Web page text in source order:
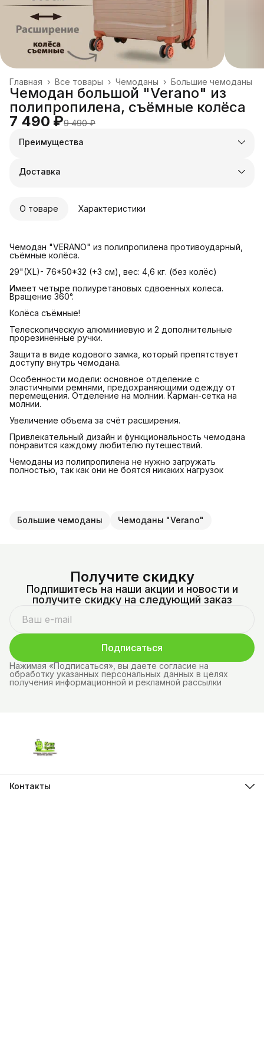
Большие чемоданы
Чемоданы ›
Все товары ›
Главная ›
Чемодан большой "Verano" из
полипропилена, съёмные колёса
7 490 ₽9 490 ₽
Преимущества
Оплата частями в Сплит
Удобный возврат
Доставка
О товаре Характеристики
Чемодан "VERANO" из полипропилена противоударный,
съёмные колёса.
29"(XL)- 76*50*32 (+3 см), вес: 4,6 кг. (без колёс)
Имеет четыре полиуретановых сдвоенных колеса.
Вращение 360°.
Колёса съёмные!
Телескопическую алюминиевую и 2 дополнительные
прорезиненные ручки.
Защита в виде кодового замка, который препятствует
доступу внутрь чемодана.
Особенности модели: основное отделение с
эластичными ремнями, предохраняющими одежду от
перемещения. Отделение на молнии. Карман-сетка на
молнии.
Увеличение объема за счёт расширения.
Привлекательный дизайн и функциональность чемодана
понравится каждому любителю путешествий.
Чемоданы из полипропилена не нужно загружать
полностью, так как они не боятся никаких нагрузок
Большие чемоданы Чемоданы "Verano"
Получите скидку
Подпишитесь на наши акции и новости и
получите скидку на следующий заказ
Подписаться
Нажимая «Подписаться», вы даете согласие на
обработку указанных персональных данных в целях
получения информационной и рекламной рассылки
Контакты